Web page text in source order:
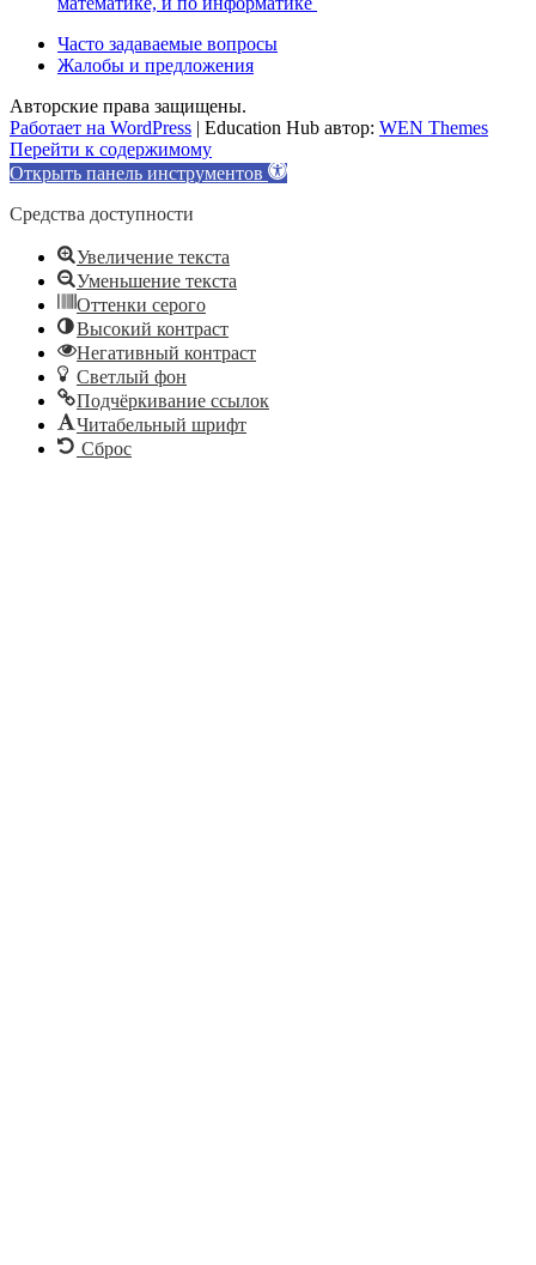
Часто задаваемые вопросы
Жалобы и предложения
Авторские права защищены.
Работает на WordPress | Education Hub автор: WEN Themes
Перейти к содержимому
Открыть панель инструментов
Средства доступности
Увеличение текста
Уменьшение текста
Оттенки серого
Высокий контраст
Негативный контраст
Светлый фон
Подчёркивание ссылок
Читабельный шрифт
Сброс